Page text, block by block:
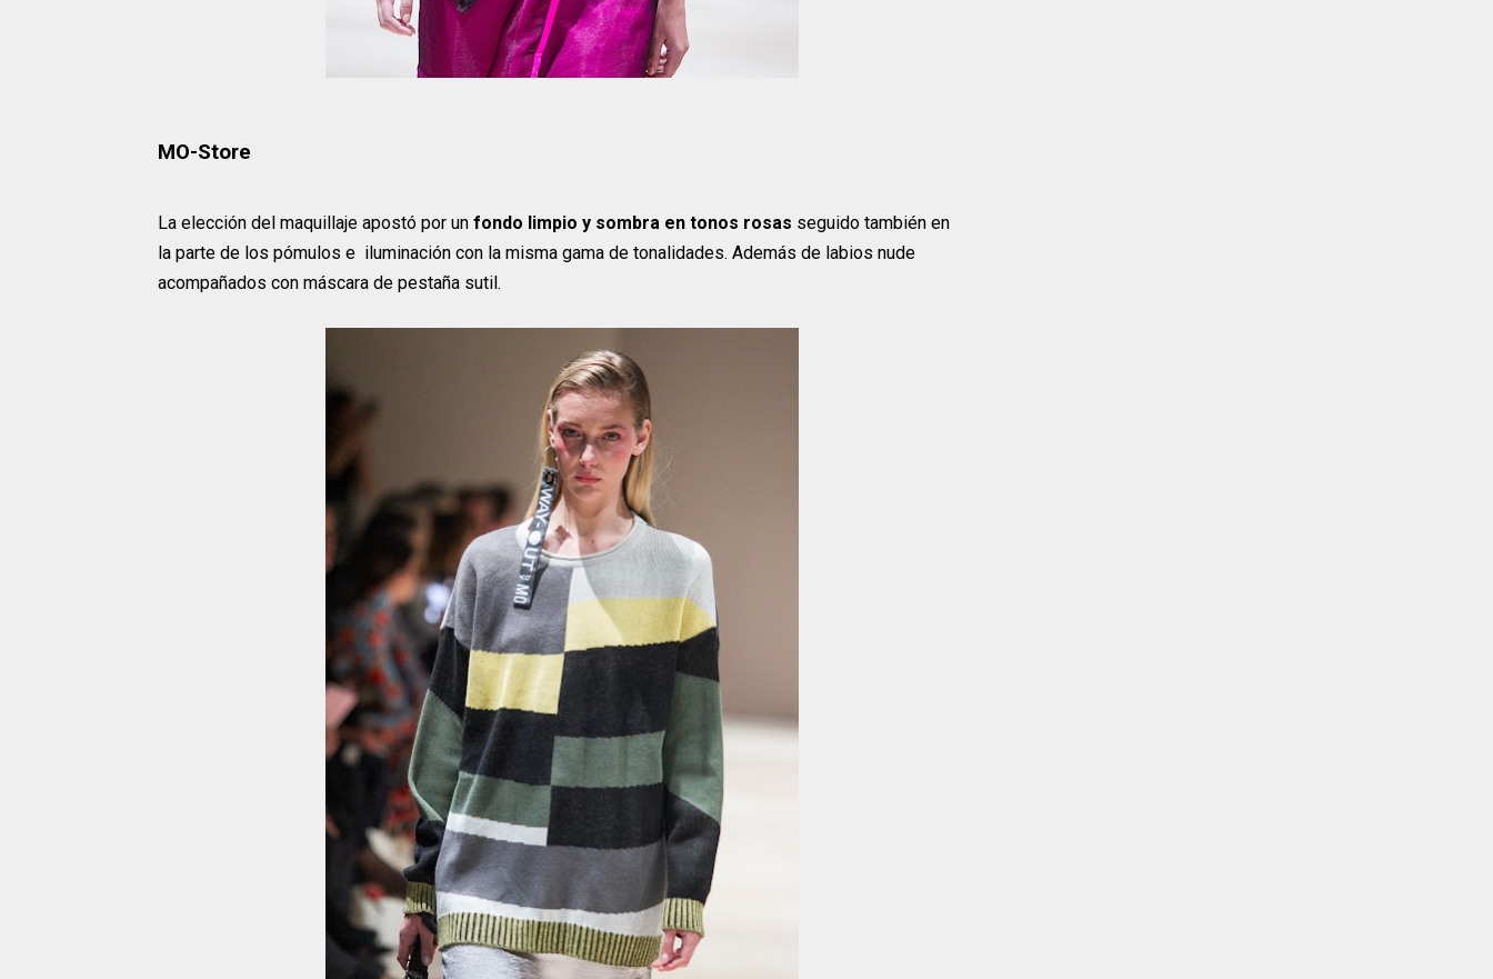
MO-Store
La elección del maquillaje apostó por un fondo limpio y sombra en tonos rosas seguido también en
la parte de los pómulos e iluminación con la misma gama de tonalidades. Además de labios nude
acompañados con máscara de pestaña sutil.